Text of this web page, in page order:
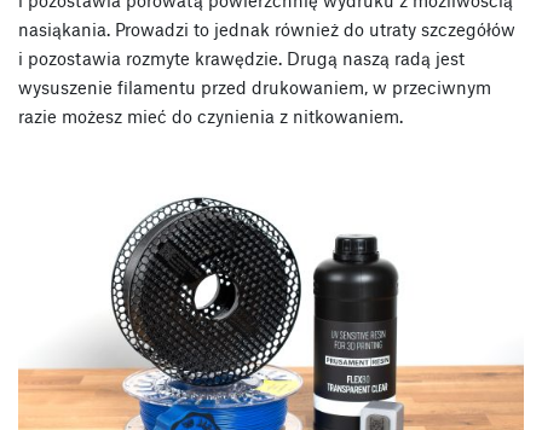
nasiąkania. Prowadzi to jednak również do utraty szczegółów
i pozostawia rozmyte krawędzie. Drugą naszą radą jest
wysuszenie filamentu przed drukowaniem, w przeciwnym
razie możesz mieć do czynienia z nitkowaniem.